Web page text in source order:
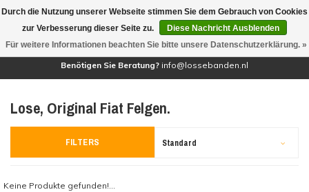
(0)
Benötigen Sie Beratung? info@lossebanden.nl
Lose, Original Fiat Felgen.
FILTERS Standard
Keine Produkte gefunden!...
Durch die Nutzung unserer Webseite stimmen Sie dem Gebrauch von Cookies
zur Verbesserung dieser Seite zu.
Diese Nachricht Ausblenden
Für weitere Informationen beachten Sie bitte unsere Datenschutzerklärung. »